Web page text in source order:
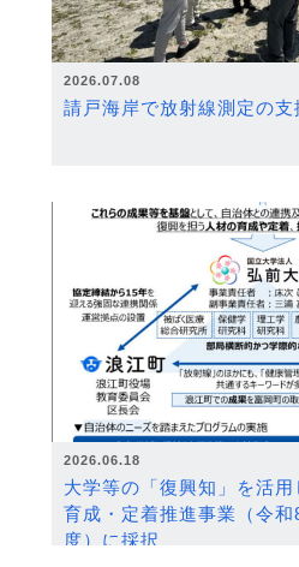
2026.07.08
請戸海岸で放射線測定の支
2026.06.18
大学等の「復興知」を活
育成・定着推進事業（令
度）に採択